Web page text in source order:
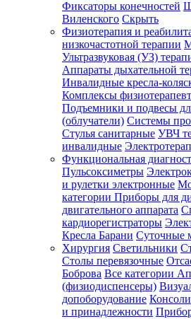
Фиксаторы конечностей
Виленского Скрыть
Физиотерапия и
низкочастотной терапии
Ультразвуковая (УЗ)
Аппараты дыхательной
Инвалидные кресла-
Комплексы
Подъемники и подвесы
(облучатели) Системы
Стулья санитарные УВЧ
инвалидные
Функциональная
Пульсоксиметры
и рулетки электронные
категории Приборы для
двигательного аппарата
кардиорегистраторы
Кресла Барани Суточные
Хирургия Светильники
Столы перевязочные
Боброва Все категории
(физиодиспенсеры)
допоборудование Консоли
и принадлежности